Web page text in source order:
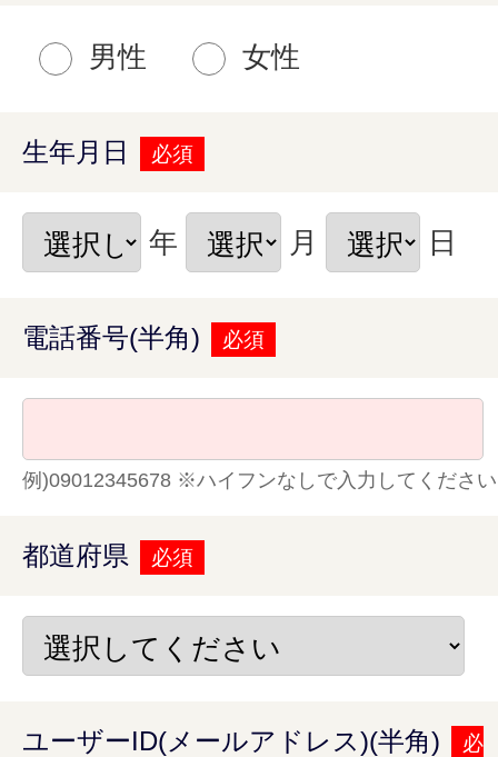
男性 女性
生年月日 必須
年 月 日
電話番号(半角) 必須
例)09012345678 ※ハイフンなしで入力してください
都道府県 必須
ユーザーID(メールアドレス)(半角)
必